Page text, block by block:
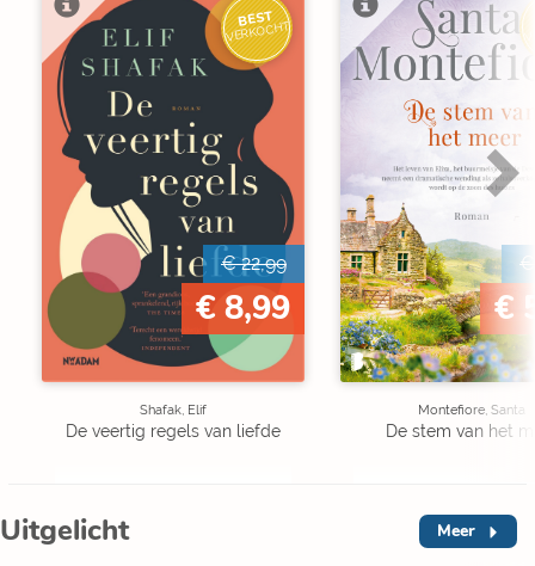
BEST
VERKOCHT
€ 22,99
€ 8,99
Shafak, Elif
De veertig regels van liefde
€
€
Montefiore, Santa
De stem van het
Uitgelicht Meer